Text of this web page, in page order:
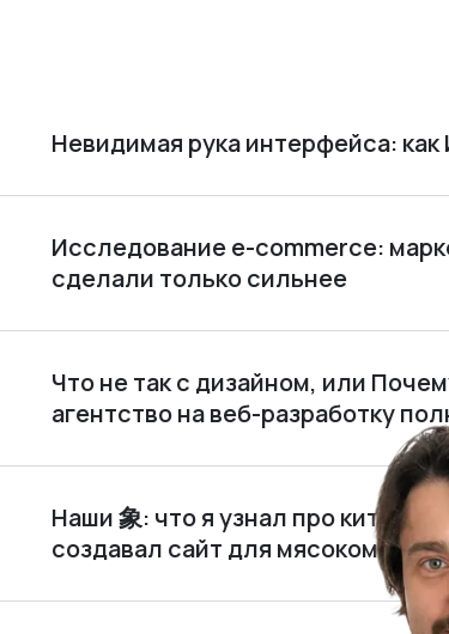
Невидимая рука интерфейса:
Исследование e-commerce:
сделали только сильнее
Что не так с дизайном, или
агентство на веб-разработку
Наши 象: что я узнал про
создавал сайт для